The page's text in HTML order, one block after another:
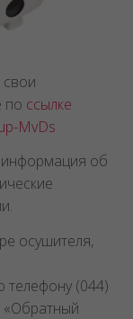
по ссылке
MvDs
об
осушителя,
телефону (044)
«Обратный